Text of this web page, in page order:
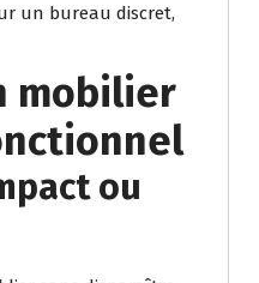
un bureau discret,
mobilier
ou